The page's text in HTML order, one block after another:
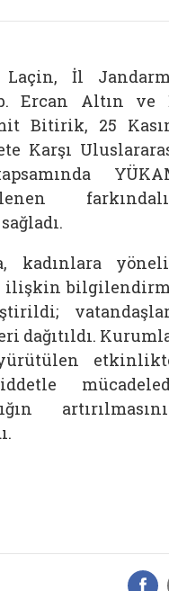
İl
Ercan Altın ve
Bitirik, 25
Karşı
kadınlara
ilişkin
dağıtıldı.